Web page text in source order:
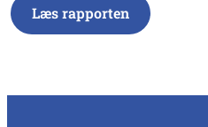
Læs rapporten